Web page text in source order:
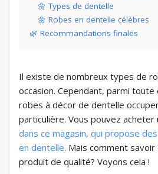
🌼 Types de dentelle
🌼 Robes en dentelle célèbres
🌿 Recommandations finales
Il existe de nombreux types de
occasion. Cependant, parmi
robes à décor de dentelle
particulière. Vous pouvez
dans ce magasin, qui propose
en dentelle. Mais comment savoir
produit de qualité? Voyons cela !